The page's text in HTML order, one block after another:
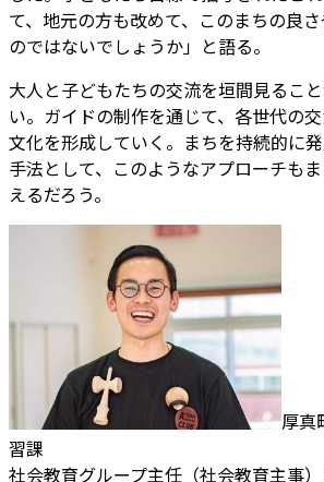
て、地元の方も改めて、このまちの良
のではないでしょうか」と語る。
大人と子どもたちの交流を垣間見るこ
い。ガイドの制作を通じて、各世代の
文化を形成していく。まちを持続的に
手法として、このようなアプローチも
えるだろう。
厚真
習課
社会教育グループ主任（社会教育主事